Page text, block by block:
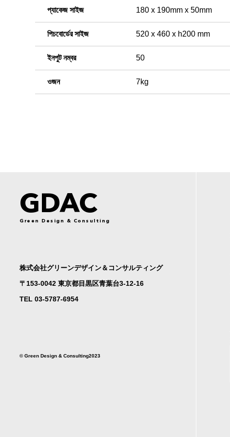
প্যাকেজ সাইজ 180 x 190mm x 50mm
পিচবোর্ডের সাইজ 520 x 460 x h200 mm
ইনপুট নম্বর 50
ওজন 7kg
GDAC
Green Design & Consulting
株式会社グリーンデザイン＆コンサルティング
〒153-0042 東京都目黒区青葉台3-12-16
TEL 03-5787-6954
©︎ Green Design & Consulting2023